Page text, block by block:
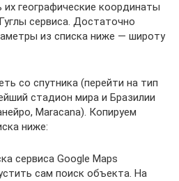
географические координаты
сервиса. Достаточно
из списка ниже — широту
со спутника (перейти на тип
стадион мира и Бразилии
Maracana). Копируем
ниже:
сервиса Google Maps
сам поиск объекта. На